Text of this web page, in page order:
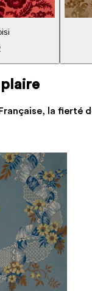
la fierté